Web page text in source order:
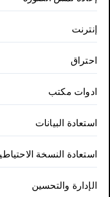
إنترنت
احتراق
ادوات مكتب
استعادة البيانات
استعادة النسخة
الإدارة والتحسين